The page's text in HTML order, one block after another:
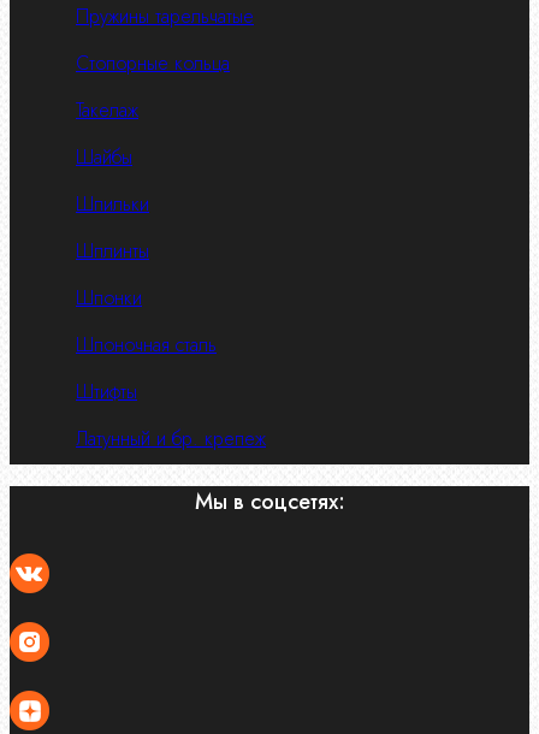
Пружины тарельчатые
Стопорные кольца
Такелаж
Шайбы
Шпильки
Шплинты
Шпонки
Шпоночная сталь
Штифты
Латунный и бр. крепеж
Мы в соцсетях: